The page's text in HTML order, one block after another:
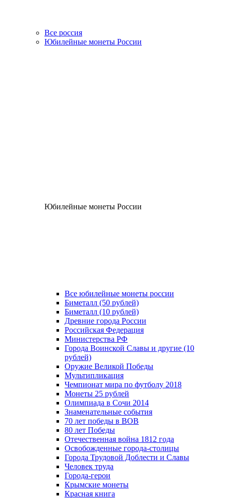
Все россия
Юбилейные монеты России
Юбилейные монеты России
Все юбилейные монеты россии
Биметалл (50 рублей)
Биметалл (10 рублей)
Древние города России
Российская Федерация
Министерства РФ
Города Воинской Славы и другие (10
рублей)
Оружие Великой Победы
Мультипликация
Чемпионат мира по футболу 2018
Монеты 25 рублей
Олимпиада в Сочи 2014
Знаменательные события
70 лет победы в ВОВ
80 лет Победы
Отечественная война 1812 года
Освобожденные города-столицы
Города Трудовой Доблести и Славы
Человек труда
Города-герои
Крымские монеты
Красная книга